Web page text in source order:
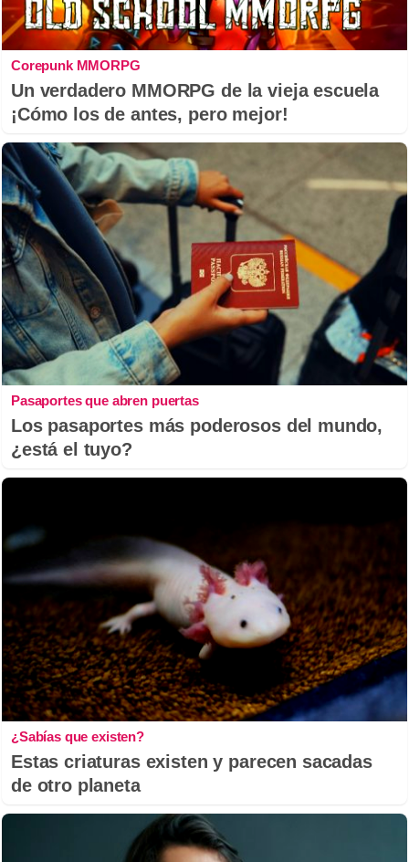
Corepunk MMORPG
Un verdadero MMORPG de la vieja escuela
¡Cómo los de antes, pero mejor!
Pasaportes que abren puertas
Los pasaportes más poderosos del mundo,
¿está el tuyo?
¿Sabías que existen?
Estas criaturas existen y parecen sacadas
de otro planeta